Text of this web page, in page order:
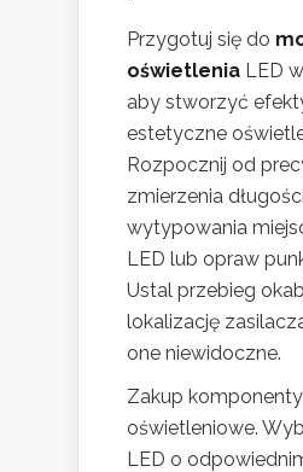
Przygotuj się do
oświetlenia LED
aby stworzyć
estetyczne
Rozpocznij od
zmierzenia
wytypowania
LED lub opraw
Ustal przebieg
lokalizację
one niewidoczne.
Zakup komponenty
oświetleniowe.
LED o